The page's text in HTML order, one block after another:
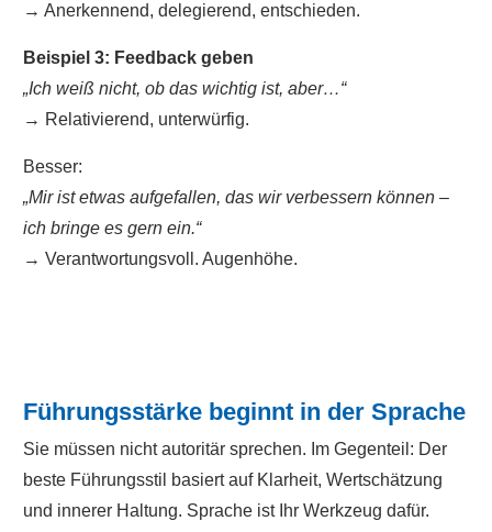
→ Anerkennend, delegierend, entschieden.
Beispiel 3: Feedback geben
„Ich weiß nicht, ob das wichtig ist, aber…“
→ Relativierend, unterwürfig.
Besser:
„Mir ist etwas aufgefallen, das wir verbessern können –
ich bringe es gern ein.“
→ Verantwortungsvoll. Augenhöhe.
Führungsstärke beginnt in der Sprache
Sie müssen nicht autoritär sprechen. Im Gegenteil: Der
beste Führungsstil basiert auf Klarheit, Wertschätzung
und innerer Haltung. Sprache ist Ihr Werkzeug dafür.